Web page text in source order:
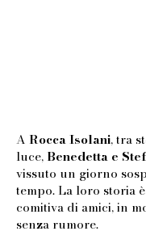
A Rocca Isolani, tra
luce,Benedetta e
vissuto un giorno
tempo.La loro storia
comitiva di amici, in
senza rumore.